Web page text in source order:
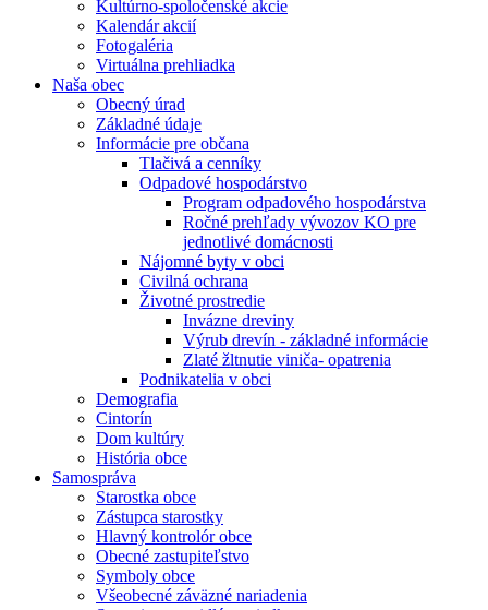
Kultúrno-spoločenské akcie
Kalendár akcií
Fotogaléria
Virtuálna prehliadka
Naša obec
Obecný úrad
Základné údaje
Informácie pre občana
Tlačivá a cenníky
Odpadové hospodárstvo
Program odpadového hospodárstva
Ročné prehľady vývozov KO pre
jednotlivé domácnosti
Nájomné byty v obci
Civilná ochrana
Životné prostredie
Invázne dreviny
Výrub drevín - základné informácie
Zlaté žltnutie viniča- opatrenia
Podnikatelia v obci
Demografia
Cintorín
Dom kultúry
História obce
Samospráva
Starostka obce
Zástupca starostky
Hlavný kontrolór obce
Obecné zastupiteľstvo
Symboly obce
Všeobecné záväzné nariadenia